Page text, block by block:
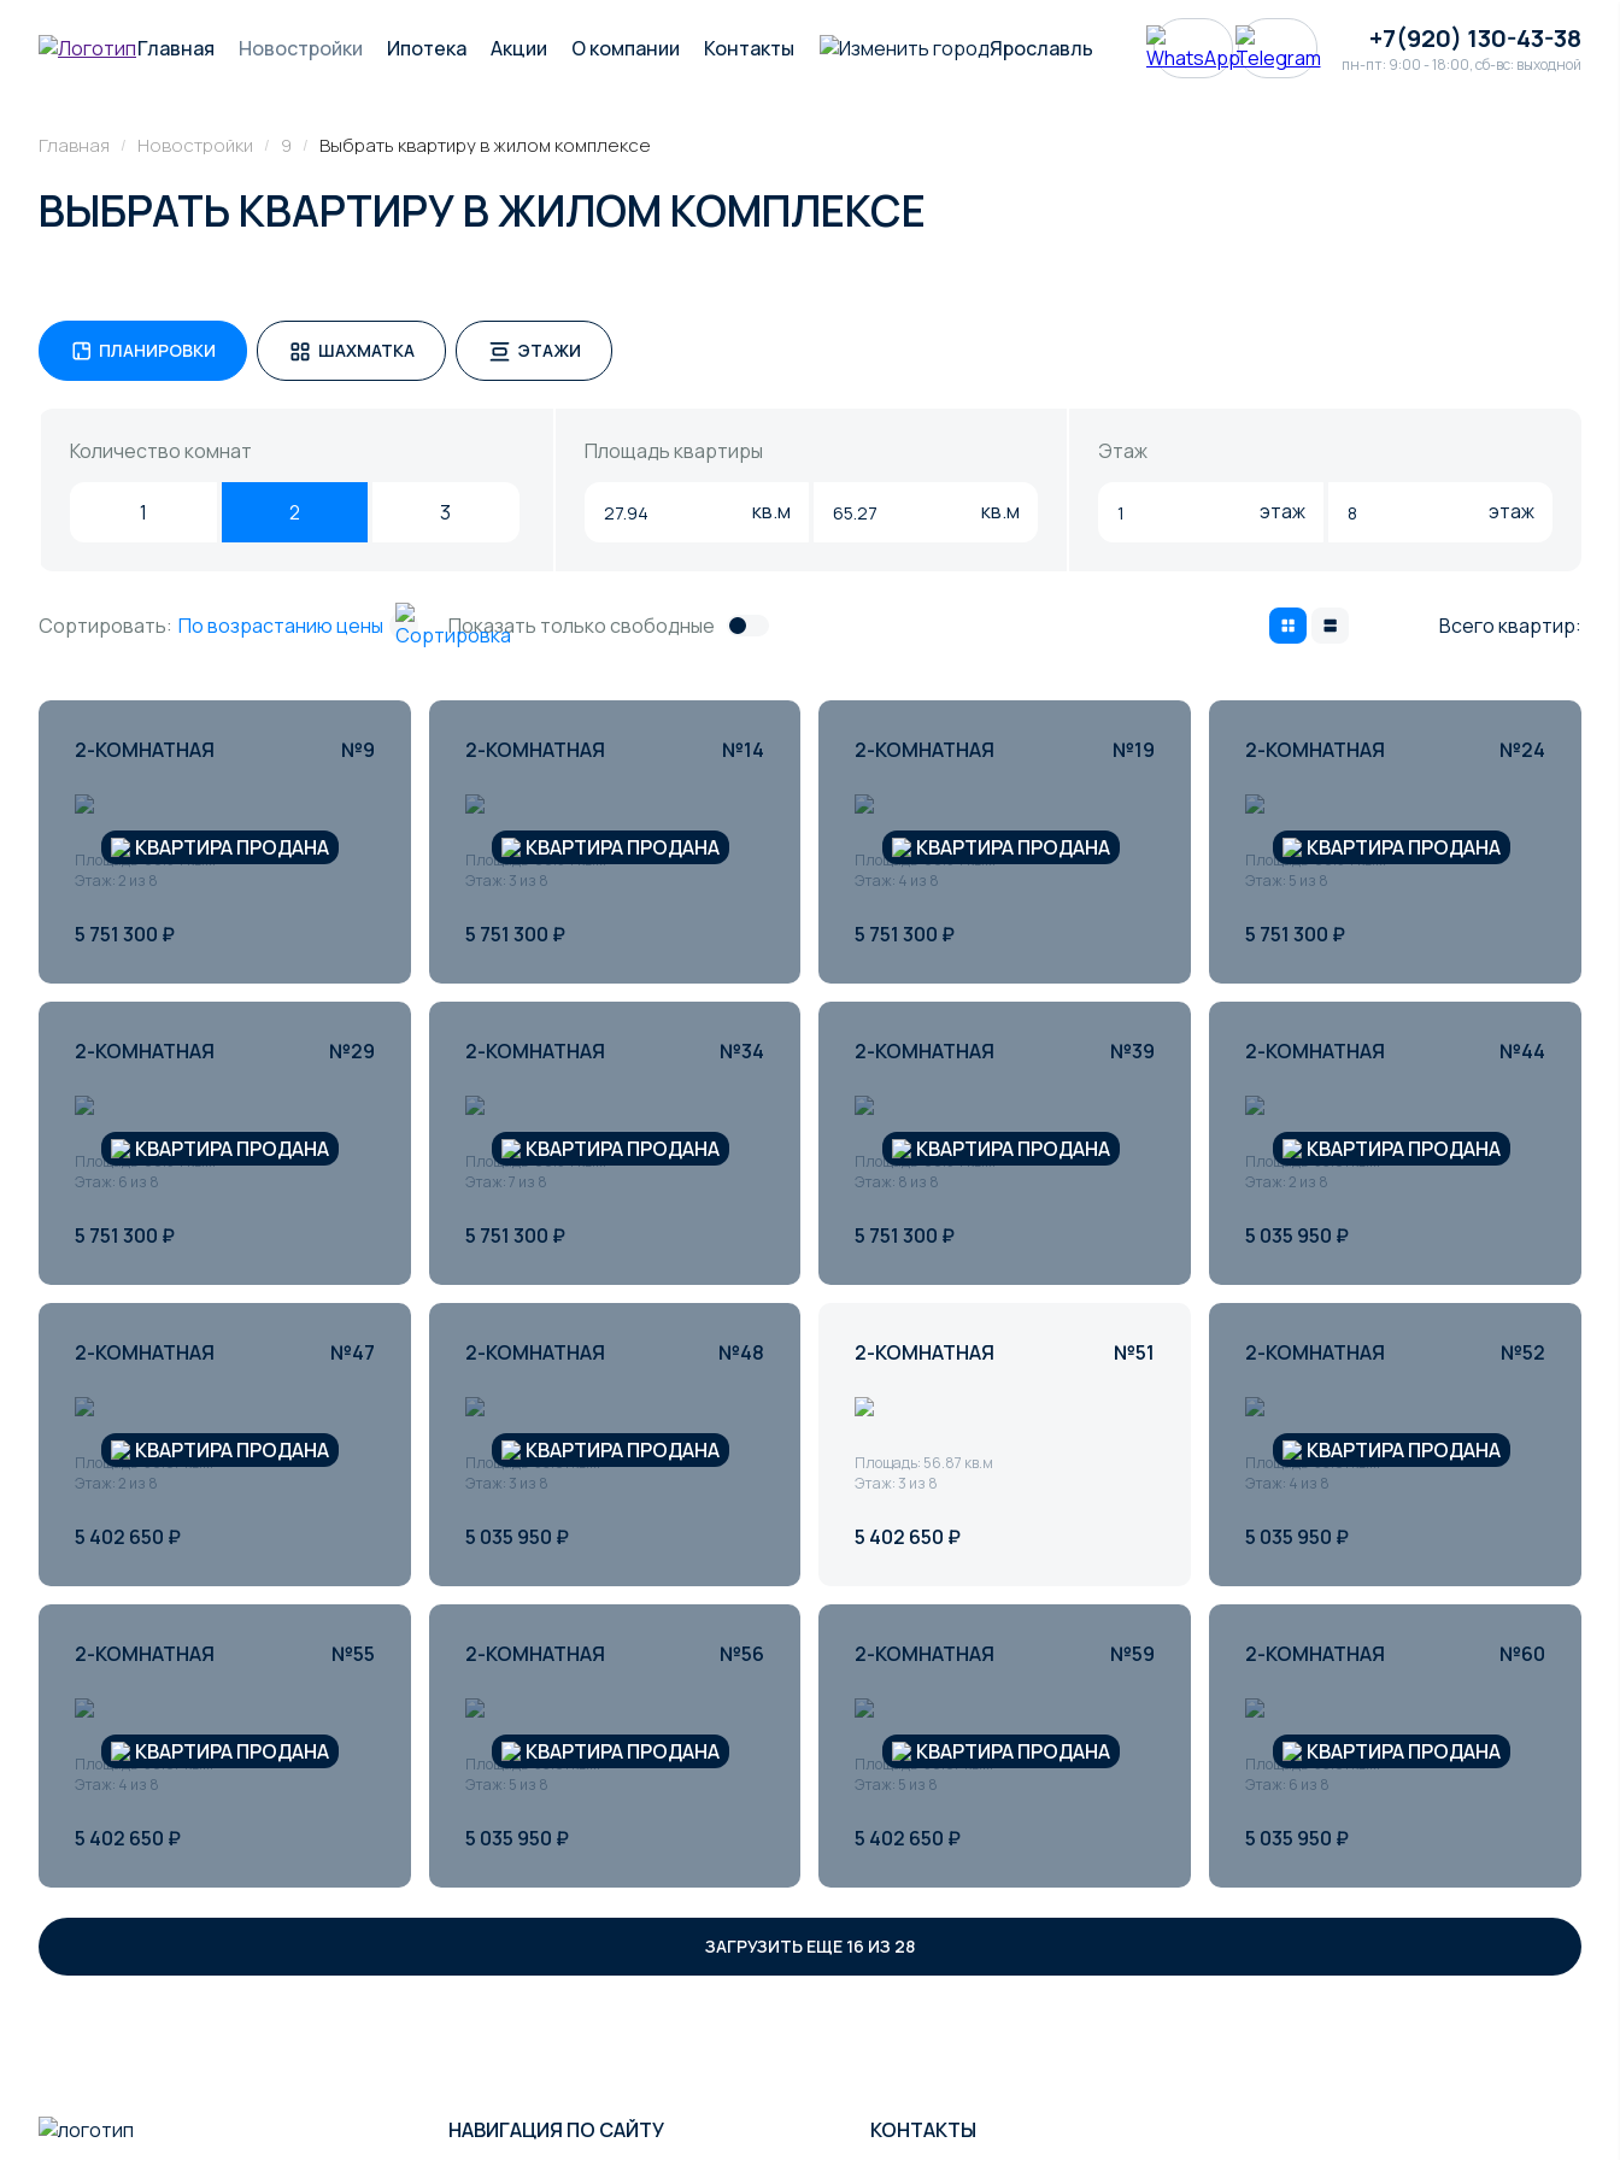
Главная Новостройки Ипотека Акции О компании Контакты Ярославль +7(920) 130-43-38
пн-пт: 9:00 - 18:00, сб-вс: выходной
Главная / Новостройки / 9 / Выбрать квартиру в жилом комплексе
ВЫБРАТЬ КВАРТИРУ В ЖИЛОМ КОМПЛЕКСЕ
ПЛАНИРОВКИ ШАХМАТКА ЭТАЖИ
Количество комнат
1 2 3
Площадь квартиры Этаж
Сортировать: По возрастанию цены Показать только свободные Всего квартир:
2-КОМНАТНАЯ №9
Площадь: 60.54 кв.м
Этаж: 2 из 8
5 751 300 ₽
КВАРТИРА ПРОДАНА
2-КОМНАТНАЯ №14
Площадь: 60.54 кв.м
Этаж: 3 из 8
5 751 300 ₽
КВАРТИРА ПРОДАНА
2-КОМНАТНАЯ №19
Площадь: 60.54 кв.м
Этаж: 4 из 8
5 751 300 ₽
КВАРТИРА ПРОДАНА
2-КОМНАТНАЯ №24
Площадь: 60.54 кв.м
Этаж: 5 из 8
5 751 300 ₽
КВАРТИРА ПРОДАНА
2-КОМНАТНАЯ №29
Площадь: 60.54 кв.м
Этаж: 6 из 8
5 751 300 ₽
КВАРТИРА ПРОДАНА
2-КОМНАТНАЯ №34
Площадь: 60.54 кв.м
Этаж: 7 из 8
5 751 300 ₽
КВАРТИРА ПРОДАНА
2-КОМНАТНАЯ №39
Площадь: 60.54 кв.м
Этаж: 8 из 8
5 751 300 ₽
КВАРТИРА ПРОДАНА
2-КОМНАТНАЯ №44
Площадь: 53.01 кв.м
Этаж: 2 из 8
5 035 950 ₽
КВАРТИРА ПРОДАНА
2-КОМНАТНАЯ №47
Площадь: 56.87 кв.м
Этаж: 2 из 8
5 402 650 ₽
КВАРТИРА ПРОДАНА
2-КОМНАТНАЯ №48
Площадь: 53.01 кв.м
Этаж: 3 из 8
5 035 950 ₽
КВАРТИРА ПРОДАНА
2-КОМНАТНАЯ №51
Площадь: 56.87 кв.м
Этаж: 3 из 8
5 402 650 ₽
2-КОМНАТНАЯ №52
Площадь: 53.01 кв.м
Этаж: 4 из 8
5 035 950 ₽
КВАРТИРА ПРОДАНА
2-КОМНАТНАЯ №55
Площадь: 56.87 кв.м
Этаж: 4 из 8
5 402 650 ₽
КВАРТИРА ПРОДАНА
2-КОМНАТНАЯ №56
Площадь: 53.01 кв.м
Этаж: 5 из 8
5 035 950 ₽
КВАРТИРА ПРОДАНА
2-КОМНАТНАЯ №59
Площадь: 56.87 кв.м
Этаж: 5 из 8
5 402 650 ₽
КВАРТИРА ПРОДАНА
2-КОМНАТНАЯ №60
Площадь: 53.01 кв.м
Этаж: 6 из 8
5 035 950 ₽
КВАРТИРА ПРОДАНА
ЗАГРУЗИТЬ ЕЩЕ 16 ИЗ 28
НАВИГАЦИЯ ПО САЙТУ КОНТАКТЫ